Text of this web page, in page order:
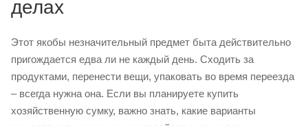
делах
Этот якобы незначительный предмет быта действительно
пригождается едва ли не каждый день. Сходить за
продуктами, перенести вещи, упаковать во время переезда
– всегда нужна она. Если вы планируете купить
хозяйственную сумку, важно знать, какие варианты